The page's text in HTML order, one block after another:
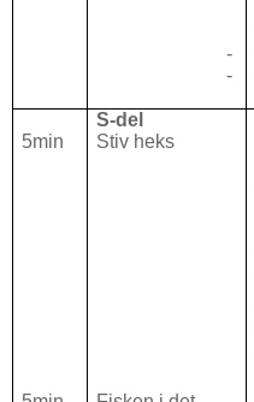
-
-
5min
S-del
Stiv heks